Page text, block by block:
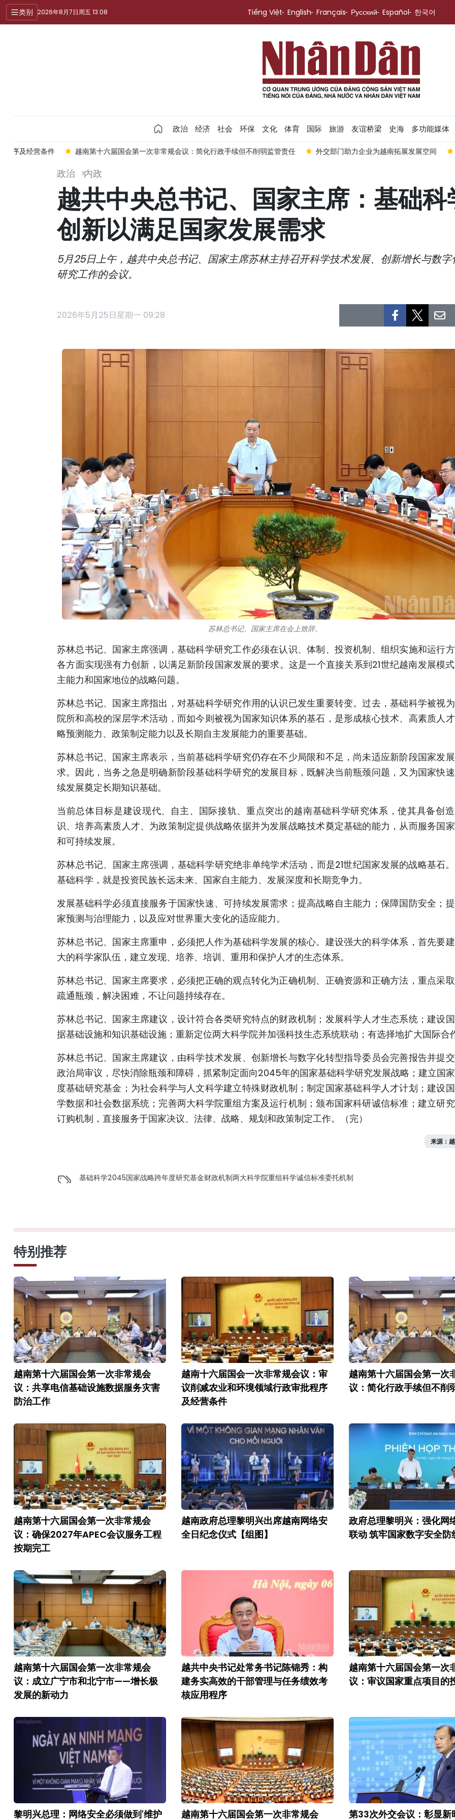
类别 2026年8月7日周五 13:08 Tiếng Việt English Français Русский Español 한국어
政治 经济 社会 环保 文化 体育 国际 旅游 友谊桥梁 史海 多功能媒体
条件 越南第十六届国会第一次非常规会议：简化行政手续但不削弱监管责任 外交部门助力企业为越南拓展发展空间 越南第十
政治 内政
越共中央总书记、国家主席：基础
创新以满足国家发展需求
5月25日上午，越共中央总书记、国家主席苏林主持召开科学技术发展、创新增长与数
研究工作的会议。
2026年5月25日星期一 09:28
苏林总书记、国家主席在会上致辞。
苏林总书记、国家主席强调，基础科学研究工作必须在认识、体制、投资机制、组织实施和运行
各方面实现强有力创新，以满足新阶段国家发展的要求。这是一个直接关系到21世纪越南发展模
主能力和国家地位的战略问题。
苏林总书记、国家主席指出，对基础科学研究作用的认识已发生重要转变。过去，基础科学被视
院所和高校的深层学术活动，而如今则被视为国家知识体系的基石，是形成核心技术、高素质人
略预测能力、政策制定能力以及长期自主发展能力的重要基础。
苏林总书记、国家主席表示，当前基础科学研究仍存在不少局限和不足，尚未适应新阶段国家发
求。因此，当务之急是明确新阶段基础科学研究的发展目标，既解决当前瓶颈问题，又为国家快
续发展奠定长期知识基础。
当前总体目标是建设现代、自主、国际接轨、重点突出的越南基础科学研究体系，使其具备创
识、培养高素质人才、为政策制定提供战略依据并为发展战略技术奠定基础的能力，从而服务国
和可持续发展。
苏林总书记、国家主席强调，基础科学研究绝非单纯学术活动，而是21世纪国家发展的战略基石
基础科学，就是投资民族长远未来、国家自主能力、发展深度和长期竞争力。
发展基础科学必须直接服务于国家快速、可持续发展需求；提高战略自主能力；保障国防安全；
家预测与治理能力，以及应对世界重大变化的适应能力。
苏林总书记、国家主席重申，必须把人作为基础科学发展的核心。建设强大的科学体系，首先要
大的科学家队伍，建立发现、培养、培训、重用和保护人才的生态体系。
苏林总书记、国家主席要求，必须把正确的观点转化为正确机制、正确资源和正确方法，重点采
疏通瓶颈，解决困难，不让问题持续存在。
苏林总书记、国家主席建议，设计符合各类研究特点的财政机制；发展科学人才生态系统；建设
据基础设施和知识基础设施；重新定位两大科学院并加强科技生态系统联动；有选择地扩大国际合
苏林总书记、国家主席建议，由科学技术发展、创新增长与数字化转型指导委员会完善报告并提
政治局审议，尽快消除瓶颈和障碍，抓紧制定面向2045年的国家基础科学研究发展战略；建立国
度基础研究基金；为社会科学与人文科学建立特殊财政机制；制定国家基础科学人才计划；建设
学数据和社会数据系统；完善两大科学院重组方案及运行机制；颁布国家科研诚信标准；建立研
订购机制，直接服务于国家决议、法律、战略、规划和政策制定工作。（完）
来源：
基础科学2045国家战略跨年度研究基金财政机制两大科学院重组科学诚信标准委托机制
特别推荐
越南第十六届国会第一次非常规会
议：共享电信基础设施数据服务灾害
防治工作
越南十六届国会一次非常规会议：审
议削减农业和环境领域行政审批程序
及经营条件
越南第十六届国会第一次
议：简化行政手续但不削
越南第十六届国会第一次非常规会
议：确保2027年APEC会议服务工程
按期完工
越南政府总理黎明兴出席越南网络安
全日纪念仪式【组图】
政府总理黎明兴：强化网
联动 筑牢国家数字安全防
越南第十六届国会第一次非常规会
议：成立广宁市和北宁市——增长极
发展的新动力
越共中央书记处常务书记陈锦秀：构
建务实高效的干部管理与任务绩效考
核应用程序
越南第十六届国会第一次
议：审议国家重点项目的
黎明兴总理：网络安全必须做到'维护 越南第十六届国会第一次非常规会 第33次外交会议：彰显新